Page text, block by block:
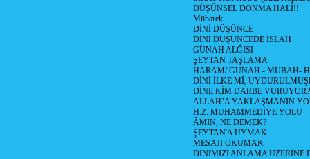
DÜŞÜNSEL DONMA HALİ!!
Mübarek
DİNİ DÜŞÜNCE
DİNİ DÜŞÜNCEDE İSLAH
GÜNAH ALĞISI
ŞEYTAN TAŞLAMA
HARAM/ GÜNAH - MÜBAH-
DİNİ İLKE Mİ,
DİNE KİM DARBE VURUYOR?
ALLAH’A YAKLAŞMANIN
H.Z. MUHAMMEDİYE YOLU
ÂMİN, NE DEMEK?
ŞEYTAN'A UYMAK
MESAJI OKUMAK
DİNİMİZİ ANLAMA ÜZERİNE